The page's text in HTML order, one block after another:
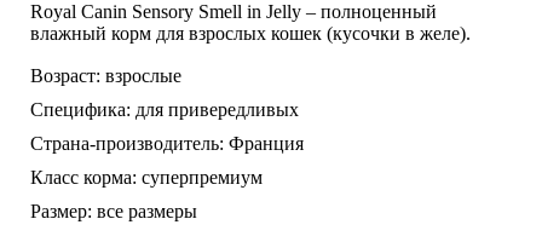
Royal Canin Sensory Smell in Jelly – полноценный
влажный корм для взрослых кошек (кусочки в желе).
Возраст: взрослые
Специфика: для привередливых
Страна-производитель: Франция
Класс корма: суперпремиум
Размер: все размеры